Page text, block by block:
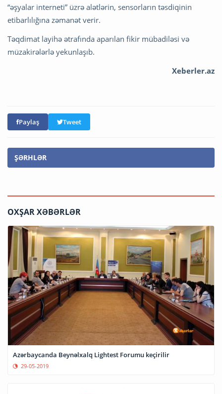
“əşyalar interneti” üzrə alətlərin, sensorların təsdiqinin
etibarlılığına zəmanət verir.
Təqdimat layihə ətrafında aparılan fikir mübadiləsi və
müzakirələrlə yekunlaşıb.
Xeberler.az
Paylaş Tweet
ŞƏRHLƏR
OXŞAR XƏBƏRLƏR
Azərbaycanda Beynəlxalq Lightest Forumu keçirilir
29-05-2019